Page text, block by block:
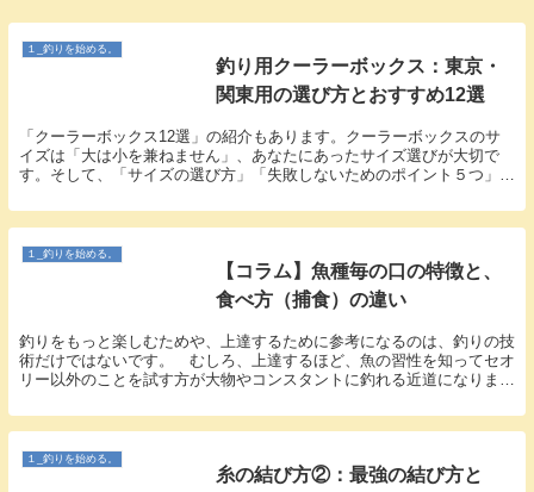
１_釣りを始める。
釣り用クーラーボックス：東京・
関東用の選び方とおすすめ12選
「クーラーボックス12選」の紹介もあります。クーラーボックスのサ
イズは「大は小を兼ねません」、あなたにあったサイズ選びが大切で
す。そして、「サイズの選び方」「失敗しないためのポイント５つ」を
１_釣りを始める。
【コラム】魚種毎の口の特徴と、
食べ方（捕食）の違い
釣りをもっと楽しむためや、上達するために参考になるのは、釣りの技
術だけではないです。 むしろ、上達するほど、魚の習性を知ってセオ
リー以外のことを試す方が大物やコンスタントに釣れる近道になりま
１_釣りを始める。
糸の結び方②：最強の結び方と